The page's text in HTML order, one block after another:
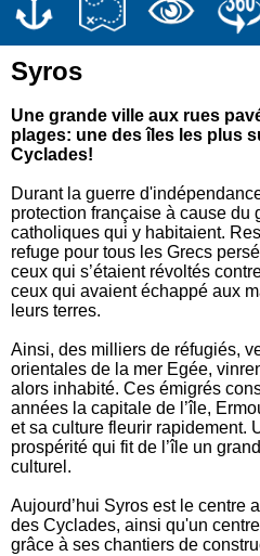
Syros
Une grande ville aux rues
plages: une des îles les plus
Cyclades!
Durant la guerre
protection française à cause du
catholiques qui y habitaient.
refuge pour tous les Grecs
ceux qui s’étaient révoltés
ceux qui avaient échappé aux
leurs terres.
Ainsi, des milliers de réfugiés,
orientales de la mer Egée,
alors inhabité. Ces émigrés
années la capitale de l’île,
et sa culture fleurir rapidement.
prospérité qui fit de l’île un
culturel.
Aujourd’hui Syros est le centre
des Cyclades, ainsi qu'un
grâce à ses chantiers de